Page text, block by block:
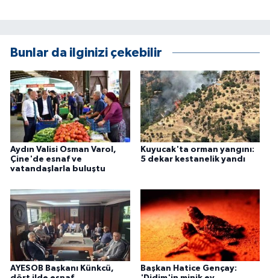
Bunlar da ilginizi çekebilir
Aydın Valisi Osman Varol,
Çine'de esnaf ve
vatandaşlarla buluştu
Kuyucak'ta orman yangını:
5 dekar kestanelik yandı
AYESOB Başkanı Künkcü,
Başkan Hatice Gençay: